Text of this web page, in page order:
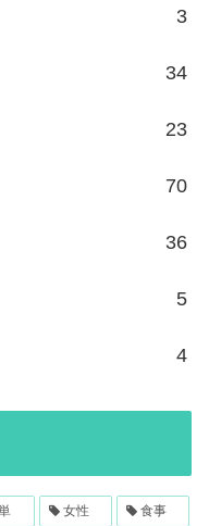
3
34
23
70
36
5
4
女性 食事